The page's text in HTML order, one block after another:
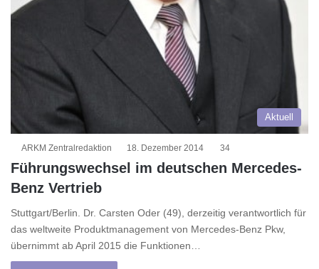
Aktuell
ARKM Zentralredaktion 18. Dezember 2014 34
Führungswechsel im deutschen Mercedes-
Benz Vertrieb
Stuttgart/Berlin. Dr. Carsten Oder (49), derzeitig verantwortlich für
das weltweite Produktmanagement von Mercedes-Benz Pkw,
übernimmt ab April 2015 die Funktionen…